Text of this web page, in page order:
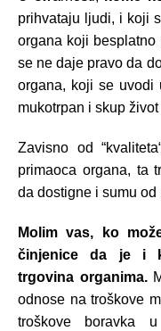
prihvataju ljudi, i koji
organa koji
se ne daje pravo da
organa, koji se uvodi
mukotrpan i skup
Zavisno od
primaoca organa, ta
da dostigne i sumu od
Molim vas, ko
činjenice da je i
trgovina organima.
odnose na troškove
troškove boravka